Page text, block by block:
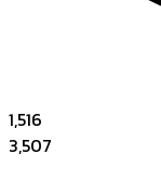
1,516
3,507